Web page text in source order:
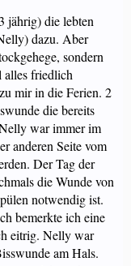
jährig) die lebten
dazu. Aber
sondern
friedlich
mir in die Ferien. 2
die bereits
war immer im
anderen Seite vom
Der Tag der
die Wunde von
notwendig ist.
bemerkte ich eine
eitrig. Nelly war
am Hals.